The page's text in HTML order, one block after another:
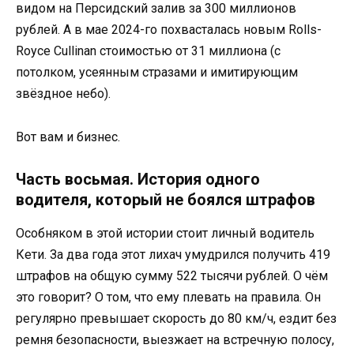
видом на Персидский залив за 300 миллионов
рублей. А в мае 2024-го похвасталась новым Rolls-
Royce Cullinan стоимостью от 31 миллиона (с
потолком, усеянным стразами и имитирующим
звёздное небо).
Вот вам и бизнес.
Часть восьмая. История одного
водителя, который не боялся штрафов
Особняком в этой истории стоит личный водитель
Кети. За два года этот лихач умудрился получить 419
штрафов на общую сумму 522 тысячи рублей. О чём
это говорит? О том, что ему плевать на правила. Он
регулярно превышает скорость до 80 км/ч, ездит без
ремня безопасности, выезжает на встречную полосу,